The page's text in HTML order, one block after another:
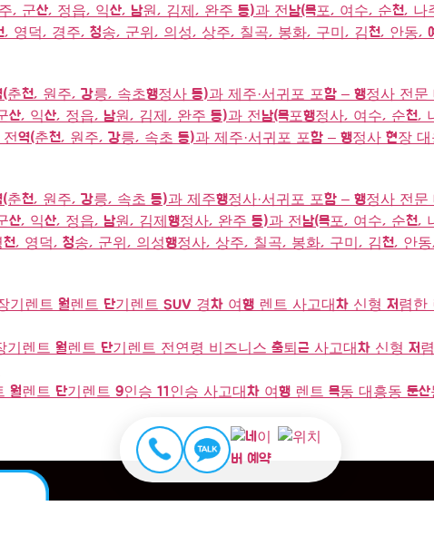
, 군산, 정읍, 익산, 남원, 김제, 완주 등)과 전남(목포, 여수, 순천, 나
, 영덕, 경주, 청송, 군위, 의성, 상주, 칠곡, 봉화, 구미, 김천, 안동,
춘천, 원주, 강릉, 속초행정사 등)과 제주·서귀포 포함 – 행정사 전문
산, 익산, 정읍, 남원, 김제, 완주 등)과 전남(목포행정사, 여수, 순천,
역(춘천, 원주, 강릉, 속초 등)과 제주·서귀포 포함 – 행정사 현장 대
춘천, 원주, 강릉, 속초 등)과 제주행정사·서귀포 포함 – 행정사 전문
산, 익산, 정읍, 남원, 김제행정사, 완주 등)과 전남(목포, 여수, 순천,
, 영덕, 청송, 군위, 의성행정사, 상주, 칠곡, 봉화, 구미, 김천, 안
기렌트 월렌트 단기렌트 SUV 경차 여행 렌트 사고대차 신형 저렴한
렌트 월렌트 단기렌트 전연령 비즈니스 출퇴근 사고대차 신형 저
렌트 단기렌트 9인승 11인승 사고대차 여행 렌트 목동 대흥동 둔